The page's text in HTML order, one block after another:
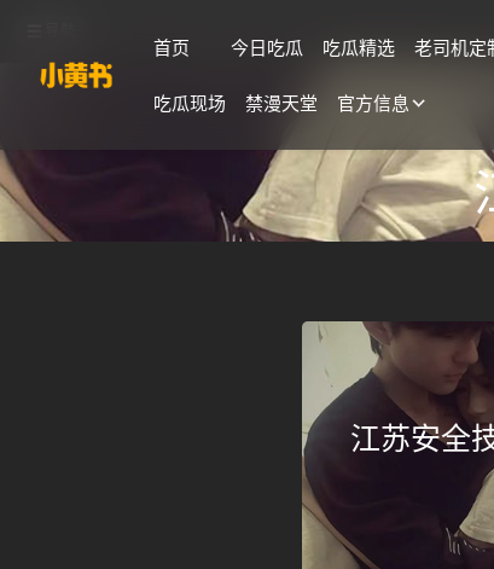
首页 今日吃瓜 吃瓜精选 老司机定
吃瓜现场 禁漫天堂 官方信息
江苏安全